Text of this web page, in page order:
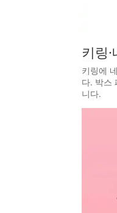
키링
키링에
다. 박스
니다.